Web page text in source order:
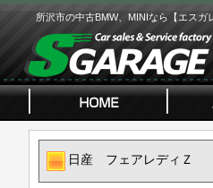
所沢市の中古BMW、MINIなら【エスガ
日産 フェアレディＺ